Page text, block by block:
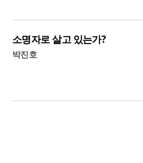
소명자로 살고 있는가?
박진호